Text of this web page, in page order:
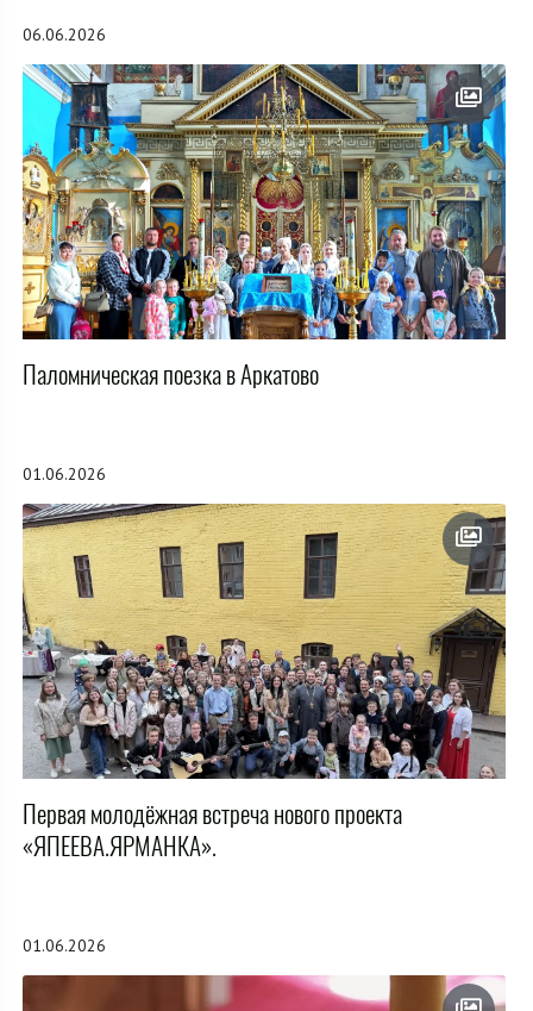
06.06.2026
Паломническая поезка в Аркатово
01.06.2026
Первая молодёжная встреча нового проекта
«ЯПЕЕВА.ЯРМАНКА».
01.06.2026